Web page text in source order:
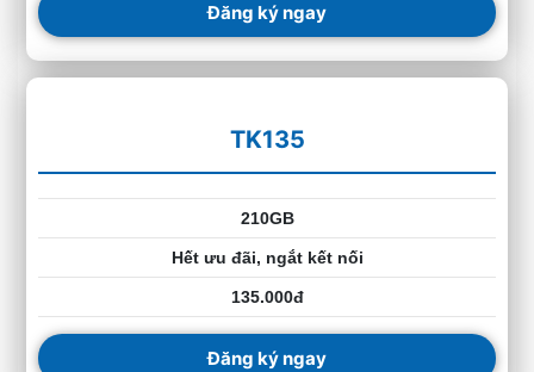
Đăng ký ngay
TK135
210GB
Hết ưu đãi, ngắt kết nối
135.000đ
Đăng ký ngay